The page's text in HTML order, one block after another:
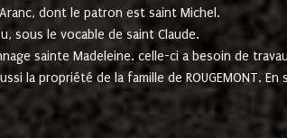
dont le patron est saint Michel.
sous le vocable de saint Claude.
sainte Madeleine. celle-ci a besoin de
la propriété de la famille de ROUGEMONT.